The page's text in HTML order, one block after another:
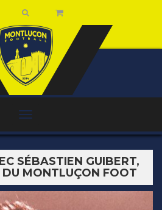
SÉBASTIEN GUIBERT,
MONTLUÇON FOOT